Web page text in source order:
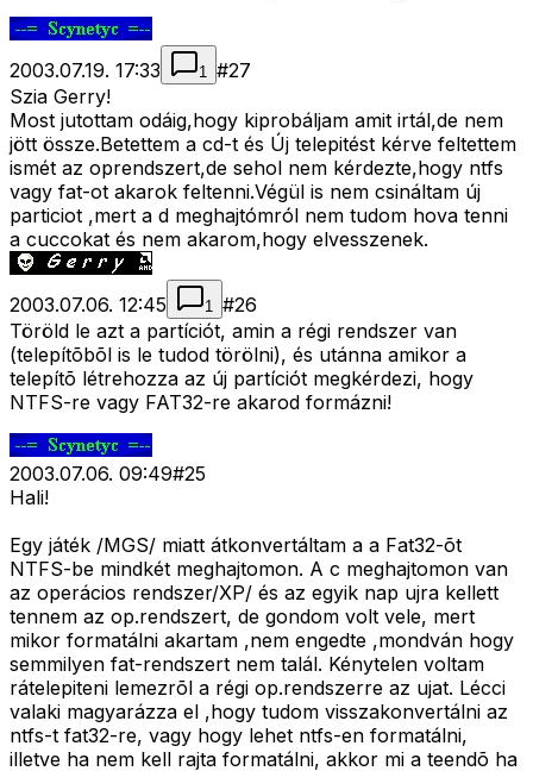
2003.07.19. 17:33 1 #27
Szia Gerry!
Most jutottam odáig,hogy kiprobáljam amit irtál,de nem
jött össze.Betettem a cd-t és Új telepitést kérve feltettem
ismét az oprendszert,de sehol nem kérdezte,hogy ntfs
vagy fat-ot akarok feltenni.Végül is nem csináltam új
particiot ,mert a d meghajtómról nem tudom hova tenni
a cuccokat és nem akarom,hogy elvesszenek.
2003.07.06. 12:45 1 #26
Töröld le azt a partíciót, amin a régi rendszer van
(telepítõbõl is le tudod törölni), és utánna amikor a
telepítõ létrehozza az új partíciót megkérdezi, hogy
NTFS-re vagy FAT32-re akarod formázni!
2003.07.06. 09:49#25
Hali!
Egy játék /MGS/ miatt átkonvertáltam a a Fat32-õt
NTFS-be mindkét meghajtomon. A c meghajtomon van
az operácios rendszer/XP/ és az egyik nap ujra kellett
tennem az op.rendszert, de gondom volt vele, mert
mikor formatálni akartam ,nem engedte ,mondván hogy
semmilyen fat-rendszert nem talál. Kénytelen voltam
rátelepiteni lemezrõl a régi op.rendszerre az ujat. Lécci
valaki magyarázza el ,hogy tudom visszakonvertálni az
ntfs-t fat32-re, vagy hogy lehet ntfs-en formatálni,
illetve ha nem kell rajta formatálni, akkor mi a teendõ ha